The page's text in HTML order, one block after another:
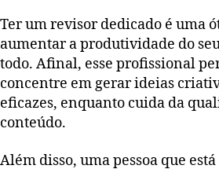
Ter um revisor dedicado é uma
aumentar a produtividade do
todo. Afinal, esse profissional
concentre em gerar ideias
eficazes, enquanto cuida da
conteúdo.
Além disso, uma pessoa que